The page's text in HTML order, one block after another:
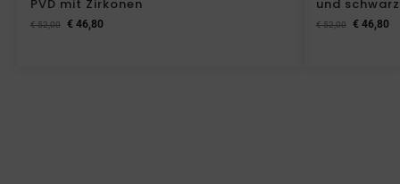
PVD mit Zirkonen
€52,00 € 46,80
und
€52,00 € 46,80